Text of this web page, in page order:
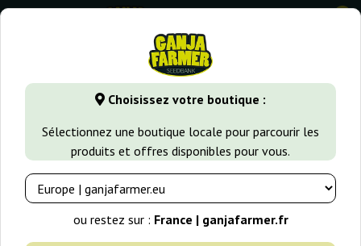
Choisissez votre boutique :
Sélectionnez une boutique locale pour parcourir les
produits et offres disponibles pour vous.
ou restez sur : France | ganjafarmer.fr
0
GanjaFarmer.fr Variétés de Cannabis AK47 New York